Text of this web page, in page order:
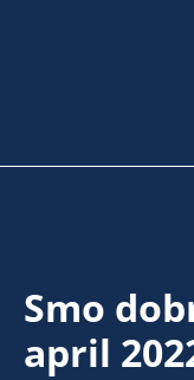
Smo
april